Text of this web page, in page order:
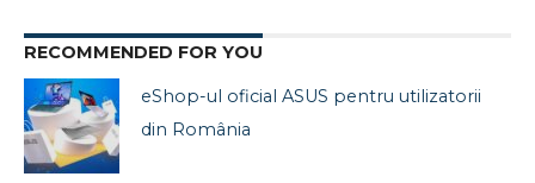
RECOMMENDED FOR YOU
eShop-ul oficial ASUS pentru utilizatorii
din România